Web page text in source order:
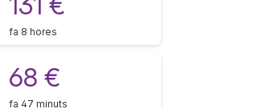
fa 8 hores
68 €
fa 47 minuts